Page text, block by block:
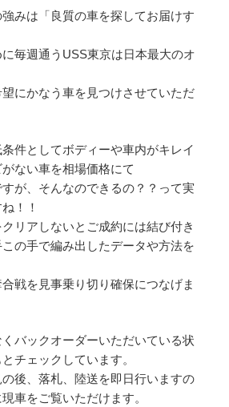
みは「良質の車を探してお届けす
毎週通うUSS東京は日本最大のオ
にかなう車を見つけさせていただ
件としてボディーや車内がキレイ
ない車を相場価格にて
が、そんなのできるの？？って実
！！
リアしないとご成約には結び付き
の手で編み出したデータや方法を
戦を見事乗り切り確保につなげま
バックオーダーいただいている状
チェックしています。
後、落札、陸送を即日行いますの
車をご覧いただけます。